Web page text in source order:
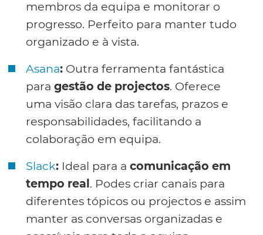
membros da equipa e monitorar o
progresso. Perfeito para manter tudo
organizado e à vista.
Asana: Outra ferramenta fantástica
para gestão de projectos. Oferece
uma visão clara das tarefas, prazos e
responsabilidades, facilitando a
colaboração em equipa.
Slack: Ideal para a comunicação em
tempo real. Podes criar canais para
diferentes tópicos ou projectos e assim
manter as conversas organizadas e